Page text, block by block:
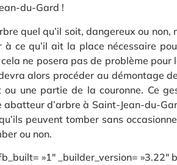
du-Gard !
quel qu’il soit, dangereux ou
ce qu’il ait la place nécessaire
ne posera pas de problème
alors procéder au démontage
une partie de la couronne. Ce
d’arbre à Saint-Jean-du-
peuvent tomber sans
ou non.
»1″ _builder_version=